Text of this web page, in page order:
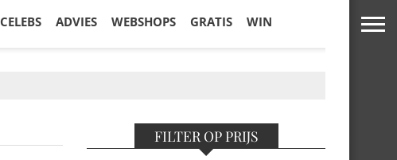
CELEBS ADVIES WEBSHOPS GRATIS WIN
FILTER OP PRIJS